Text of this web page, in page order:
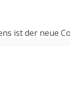
ist der neue